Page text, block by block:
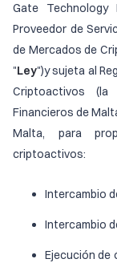
Gate Technology
Proveedor de
de Mercados de
"Ley")y sujeta al
Criptoactivos (la
Financieros de
Malta, para
criptoactivos:
Intercambio
Intercambio
Ejecución de